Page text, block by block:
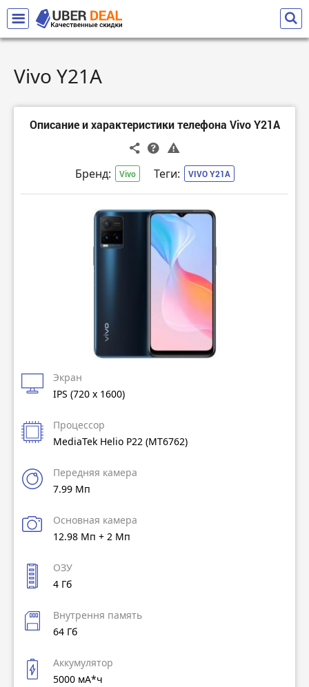
Vivo Y21A
Описание и характеристики телефона Vivo Y21A
Бренд: Vivo Теги: VIVO Y21A
Экран
IPS (720 x 1600)
Процессор
MediaTek Helio P22 (MT6762)
Передняя камера
7.99 Мп
Основная камера
12.98 Мп + 2 Мп
ОЗУ
4 Гб
Внутрення память
64 Гб
Аккумулятор
5000 мА*ч